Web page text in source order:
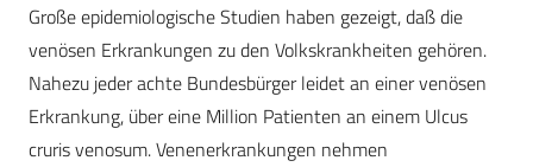
Große epidemiologische Studien haben gezeigt, daß die
venösen Erkrankungen zu den Volkskrankheiten gehören.
Nahezu jeder achte Bundesbürger leidet an einer venösen
Erkrankung, über eine Million Patienten an einem Ulcus
cruris venosum. Venenerkrankungen nehmen